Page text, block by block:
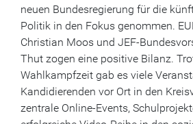
neuen Bundesregierung für die
Politik in den Fokus genommen.
Christian Moos und JEF-
Thut zogen eine positive Bilanz.
Wahlkampfzeit gab es viele
Kandidierenden vor Ort in den
zentrale Online-Events,